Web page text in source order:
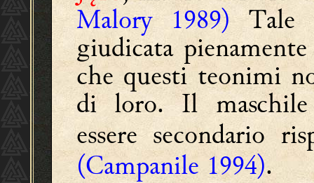
Malory 1989)Tale
giudicata
che questi teonimi
di loro. Il
essere secondario
(Campanile 1994).